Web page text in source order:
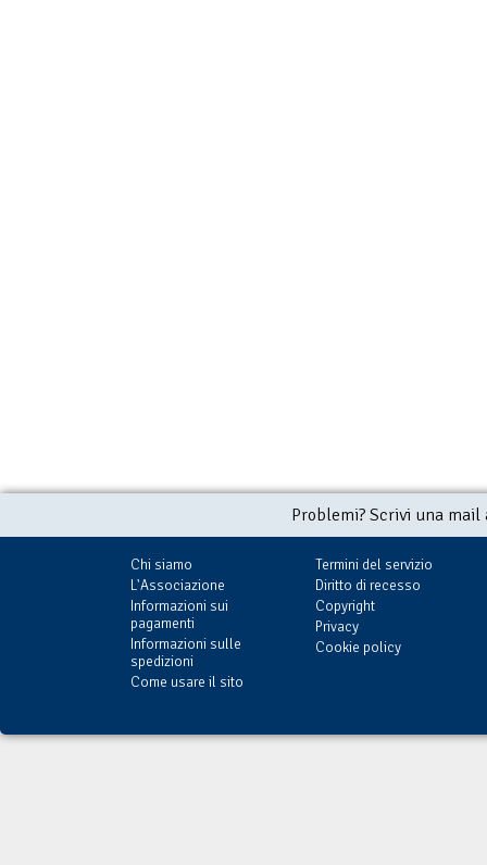
Problemi? Scrivi una
Chi siamo
L'Associazione
Informazioni sui
pagamenti
Informazioni sulle
spedizioni
Come usare il sito
Termini del servizio
Diritto di recesso
Copyright
Privacy
Cookie policy